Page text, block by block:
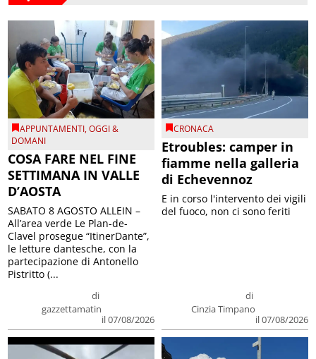
APPUNTAMENTI,OGGI &
DOMANI
COSA FARE NEL FINE
SETTIMANA IN VALLE
D’AOSTA
di
gazzettamatin
il 07/08/2026
SABATO 8 AGOSTO ALLEIN –
All’area verde Le Plan-de-
Clavel prosegue “ItinerDante”,
le letture dantesche, con la
partecipazione di Antonello
Pistritto (...
CRONACA
Etroubles: camper in
fiamme nella galleria
di Echevennoz
di
Cinzia Timpano
il 07/08/2026
E in corso l'intervento dei vigili
del fuoco, non ci sono feriti